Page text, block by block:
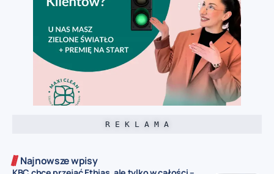
R E K L A M A
Najnowsze wpisy